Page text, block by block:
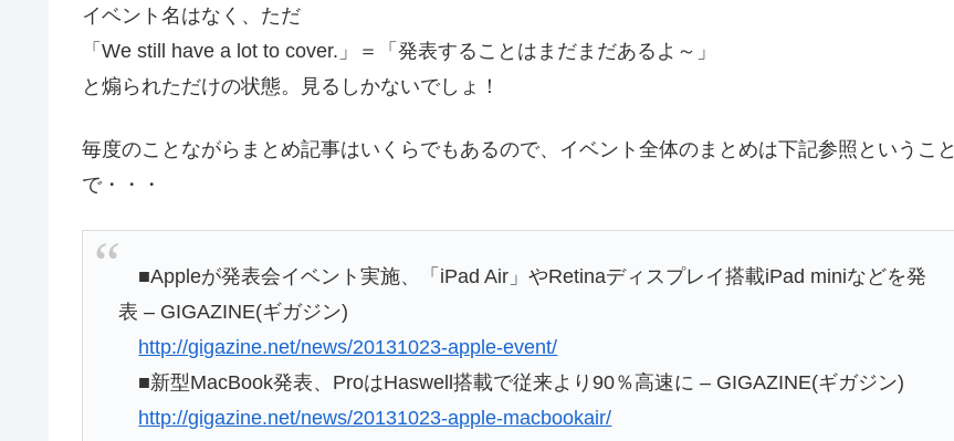
イベント名はなく、ただ
「We still have a lot to cover.」＝「発表することはまだまだあるよ～」
と煽られただけの状態。見るしかないでしょ！
毎度のことながらまとめ記事はいくらでもあるので、イベント全体のまとめは下記参照ということ
で・・・
■Appleが発表会イベント実施、「iPad Air」やRetinaディスプレイ搭載iPad miniなどを発
表 – GIGAZINE(ギガジン)
http://gigazine.net/news/20131023-apple-event/
■新型MacBook発表、ProはHaswell搭載で従来より90％高速に – GIGAZINE(ギガジン)
http://gigazine.net/news/20131023-apple-macbookair/